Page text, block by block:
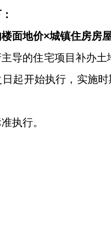
面地价×城镇住房房
导的住宅项目补办
起开始执行，实施时
执行。